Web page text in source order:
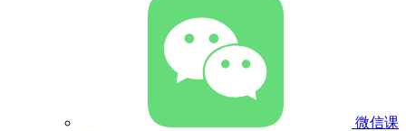
微信课